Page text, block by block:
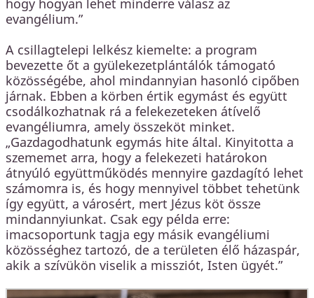
hogy hogyan lehet minderre válasz az
evangélium.”
A csillagtelepi lelkész kiemelte: a program
bevezette őt a gyülekezetplántálók támogató
közösségébe, ahol mindannyian hasonló cipőben
járnak. Ebben a körben értik egymást és együtt
csodálkozhatnak rá a felekezeteken átívelő
evangéliumra, amely összeköt minket.
„Gazdagodhatunk egymás hite által. Kinyitotta a
szememet arra, hogy a felekezeti határokon
átnyúló együttműködés mennyire gazdagító lehet
számomra is, és hogy mennyivel többet tehetünk
így együtt, a városért, mert Jézus köt össze
mindannyiunkat. Csak egy példa erre:
imacsoportunk tagja egy másik evangéliumi
közösséghez tartozó, de a területen élő házaspár,
akik a szívükön viselik a missziót, Isten ügyét.”